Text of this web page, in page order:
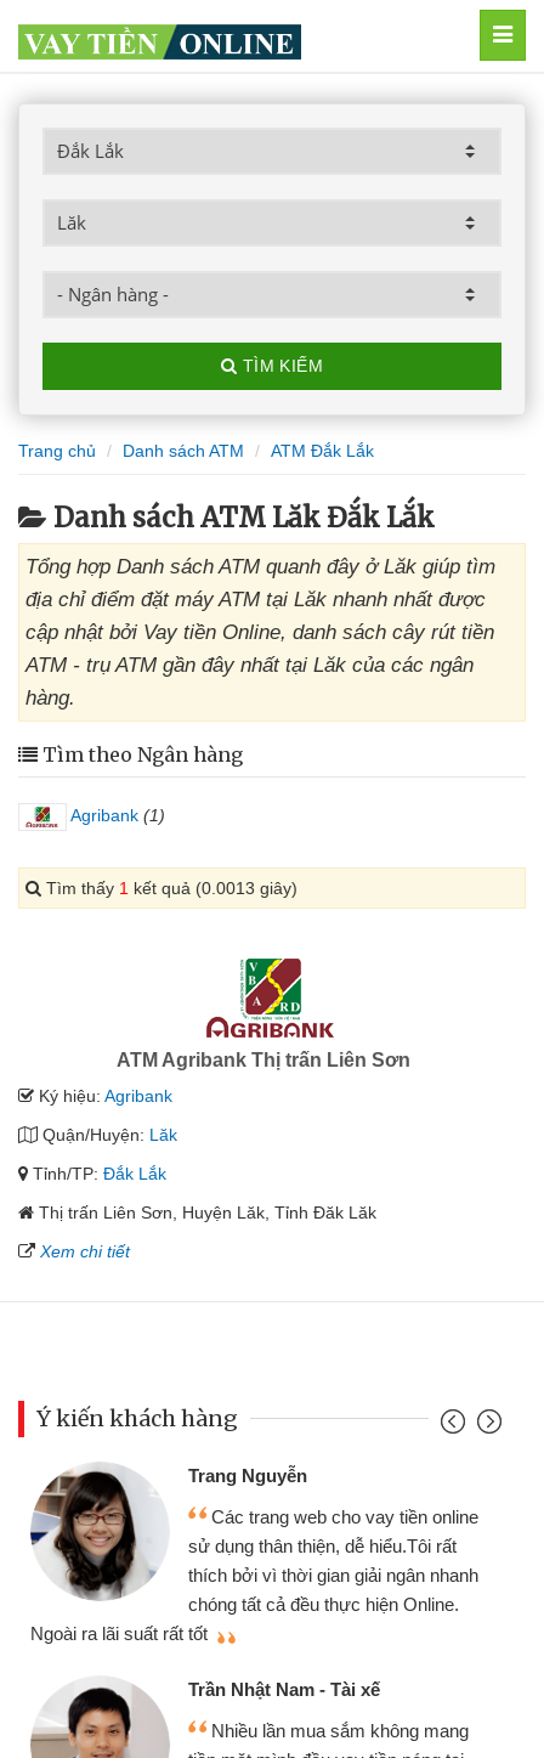
TÌM KIẾM
Trang chủ Danh sách ATM ATM Đắk Lắk
Danh sách ATM Lăk Đắk Lắk
Tổng hợp Danh sách ATM quanh đây ở Lăk giúp tìm
địa chỉ điểm đặt máy ATM tại Lăk nhanh nhất được
cập nhật bởi Vay tiền Online, danh sách cây rút tiền
ATM - trụ ATM gần đây nhất tại Lăk của các ngân
hàng.
Tìm theo Ngân hàng
Agribank (1)
Tìm thấy 1 kết quả (0.0013 giây)
ATM Agribank Thị trấn Liên Sơn
Ký hiệu: Agribank
Quận/Huyện: Lăk
Tỉnh/TP: Đắk Lắk
Thị trấn Liên Sơn, Huyện Lăk, Tỉnh Đăk Lăk
Xem chi tiết
Ý kiến khách hàng
Trang Nguyễn
Các trang web cho vay tiền online
sử dụng thân thiện, dễ hiểu.Tôi rất
thích bởi vì thời gian giải ngân nhanh
chóng tất cả đều thực hiện Online.
Ngoài ra lãi suất rất tốt
Trần Nhật Nam - Tài xế
Nhiều lần mua sắm không mang